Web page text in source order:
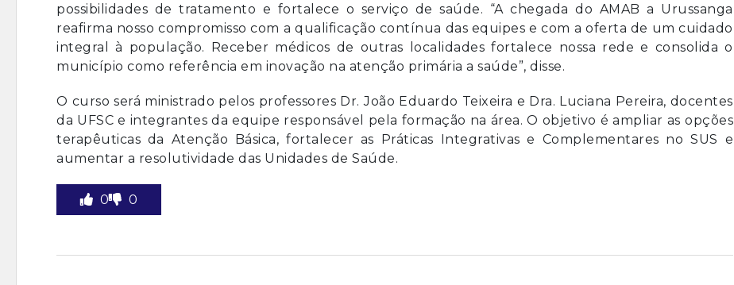
possibilidades de tratamento e fortalece o serviço de saúde. “A chegada do AMAB a Urussanga
reafirma nosso compromisso com a qualificação contínua das equipes e com a oferta de um cuidado
integral à população. Receber médicos de outras localidades fortalece nossa rede e consolida o
município como referência em inovação na atenção primária a saúde”, disse.
O curso será ministrado pelos professores Dr. João Eduardo Teixeira e Dra. Luciana Pereira, docentes
da UFSC e integrantes da equipe responsável pela formação na área. O objetivo é ampliar as opções
terapêuticas da Atenção Básica, fortalecer as Práticas Integrativas e Complementares no SUS e
aumentar a resolutividade das Unidades de Saúde.
0 0